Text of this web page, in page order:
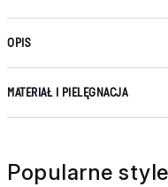
OPIS
MATERIAŁ I PIELĘGNACJA
Popularne style